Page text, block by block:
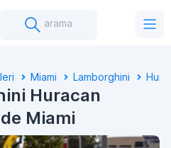
arama
Miami Lamborghini
Huracan
Miami